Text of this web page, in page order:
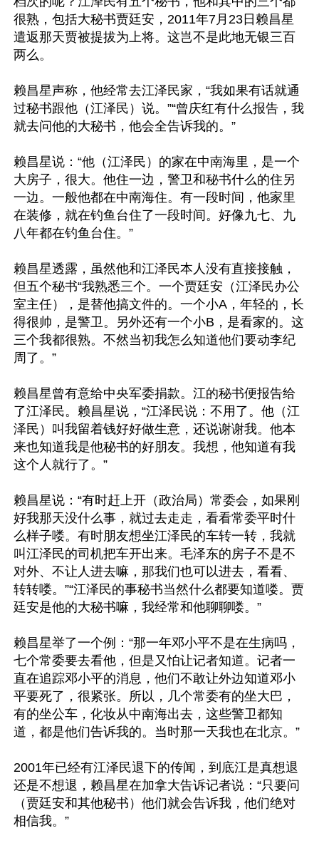
很熟，包括大秘书贾廷安，2011年7月23日赖昌星
遣返那天贾被提拔为上将。这岂不是此地无银三百
两么。
赖昌星声称，他经常去江泽民家，“我如果有话就通
过秘书跟他（江泽民）说。”“曾庆红有什么报告，我
就去问他的大秘书，他会全告诉我的。”
赖昌星说：“他（江泽民）的家在中南海里，是一个
大房子，很大。他住一边，警卫和秘书什么的住另
一边。一般他都在中南海住。有一段时间，他家里
在装修，就在钓鱼台住了一段时间。好像九七、九
八年都在钓鱼台住。”
赖昌星透露，虽然他和江泽民本人没有直接接触，
但五个秘书“我熟悉三个。一个贾廷安（江泽民办公
室主任），是替他搞文件的。一个小A，年轻的，长
得很帅，是警卫。另外还有一个小B，是看家的。这
三个我都很熟。不然当初我怎么知道他们要动李纪
周了。”
赖昌星曾有意给中央军委捐款。江的秘书便报告给
了江泽民。赖昌星说，“江泽民说：不用了。他（江
泽民）叫我留着钱好好做生意，还说谢谢我。他本
来也知道我是他秘书的好朋友。我想，他知道有我
这个人就行了。”
赖昌星说：“有时赶上开（政治局）常委会，如果刚
好我那天没什么事，就过去走走，看看常委平时什
么样子喽。有时朋友想坐江泽民的车转一转，我就
叫江泽民的司机把车开出来。毛泽东的房子不是不
对外、不让人进去嘛，那我们也可以进去，看看、
转转喽。”“江泽民的事秘书当然什么都要知道喽。贾
廷安是他的大秘书嘛，我经常和他聊聊喽。”
赖昌星举了一个例：“那一年邓小平不是在生病吗，
七个常委要去看他，但是又怕让记者知道。记者一
直在追踪邓小平的消息，他们不敢让外边知道邓小
平要死了，很紧张。所以，几个常委有的坐大巴，
有的坐公车，化妆从中南海出去，这些警卫都知
道，都是他们告诉我的。当时那一天我也在北京。”
2001年已经有江泽民退下的传闻，到底江是真想退
还是不想退，赖昌星在加拿大告诉记者说：“只要问
（贾廷安和其他秘书）他们就会告诉我，他们绝对
相信我。”